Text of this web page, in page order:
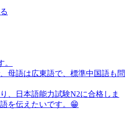
母語は広東語で、標準中国語も問
、日本語能力試験N2に合格しま
を伝えたいです。😁